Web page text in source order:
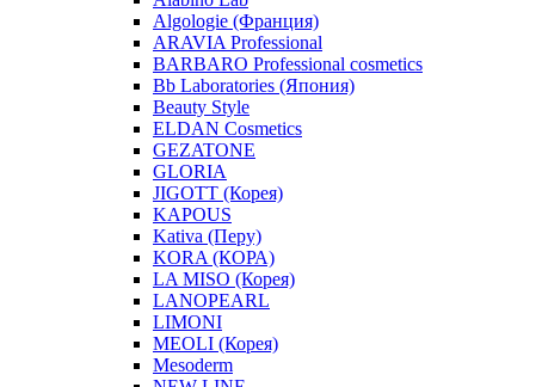
Algologie (Франция)
ARAVIA Professional
BARBARO Professional cosmetics
Bb Laboratories (Япония)
Beauty Style
ELDAN Cosmetics
GEZATONE
GLORIA
JIGOTT (Корея)
KAPOUS
Kativa (Перу)
KORA (КОРА)
LA MISO (Корея)
LANOPEARL
LIMONI
MEOLI (Корея)
Mesoderm